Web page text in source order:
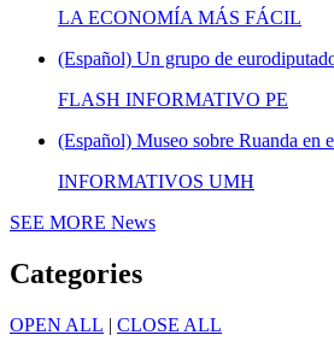
LA ECONOMÍA MÁS FÁCIL
(Español) Un grupo de
FLASH INFORMATIVO PE
(Español) Museo sobre Ruanda en
INFORMATIVOS UMH
SEE MORE News
Categories
OPEN ALL | CLOSE ALL